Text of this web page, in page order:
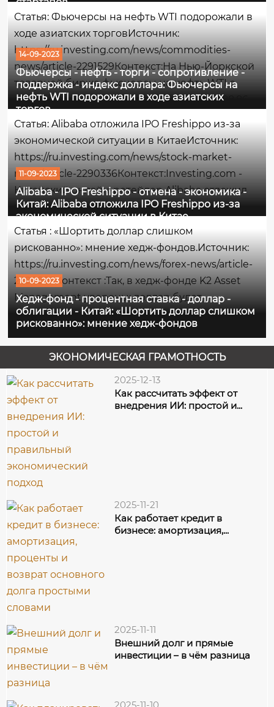
предпринимателей больше не
заинтересовано в...
стартапов
Статья: Фьючерсы на нефть WTI подорожали в
ходе азиатских торговИсточник:
https://ru.investing.com/news/commodities-
news/article-2291529Контекст:На Нью-Йоркской
товарной бирже фьючерсы на нефть WTI с
поставкой в октябре торгуются по цене 88,86
данного комментария поднявшись на
0,38%.Максимумом сессии...
14-09-2023
Фьючерсы - нефть - торги - сопротивление -
поддержка - индекс доллара: Фьючерсы на
нефть WTI подорожали в ходе азиатских
торгов
Статья: Alibaba отложила IPO Freshippo из-за
экономической ситуации в КитаеИсточник:
https://ru.investing.com/news/stock-market-
news/article-2290336Контекст:Investing.com -
Китайский онлайн-ретейлер Alibaba отложил
первичное размещение акций своей
слабого интереса к акциям потребительского
сектора,...
11-09-2023
Alibaba - IPO Freshippo - отмена - экономика -
Китай: Alibaba отложила IPO Freshippo из-за
экономической ситуации в Китае
Статья : «Шортить доллар слишком
рискованно»: мнение хедж-фондов.Источник:
https://ru.investing.com/news/forex-news/article-
2290295Контекст :Так, в хедж-фонде K2 Asset
Management уверены: доллар будет
продолжать расти, поскольку процентная
ставка в США пока повышенная, а фонд AVM
Capital ожидает, что рост доходности
казначейских...
10-09-2023
Хедж-фонд - процентная ставка - доллар -
облигации - Китай: «Шортить доллар слишком
рискованно»: мнение хедж-фондов
ЭКОНОМИЧЕСКАЯ ГРАМОТНОСТЬ
2025-12-13
Как рассчитать эффект от
внедрения ИИ: простой и...
2025-11-21
Как работает кредит в
бизнесе: амортизация,...
2025-11-11
Внешний долг и прямые
инвестиции – в чём разница